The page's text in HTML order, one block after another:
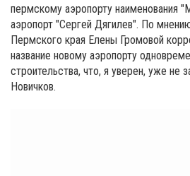
пермскому аэропорту наименования
аэропорт "Сергей Дягилев". По
Пермского края Елены Громовой
название новому аэропорту
строительства, что, я уверен, уже не
Новичков.